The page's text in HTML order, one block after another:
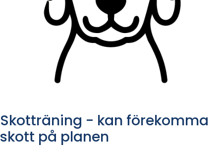
Skotträning - kan förekomma
skott på planen